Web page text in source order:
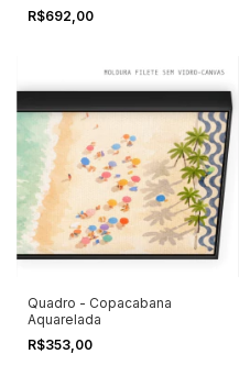
R$692,00
Quadro - Copacabana
Aquarelada
R$353,00